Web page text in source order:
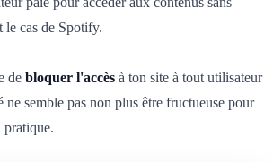
le cas de Spotify.
de bloquer l'accès à ton site à tout utilisateur
semble pas non plus être fructueuse pour
pratique.